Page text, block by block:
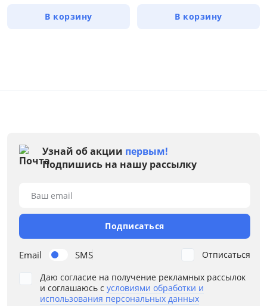
Ширина, см
от
от
В корзину В корзину
Узнай об акции первым!
Подпишись на нашу рассылку
Email SMS
Ваш email
Подписаться
Даю согласие на получение рекламных рассылок
и соглашаюсь с условиями обработки и
использования персональных данных
Отписаться